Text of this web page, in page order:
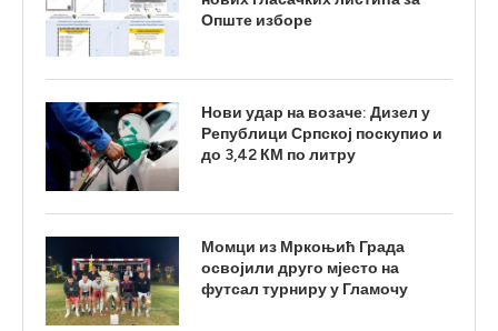
Опште изборе
Нови удар на возаче: Дизел у
Републици Српској поскупио и
до 3,42 КМ по литру
Момци из Мркоњић Града
освојили друго мјесто на
футсал турниру у Гламочу